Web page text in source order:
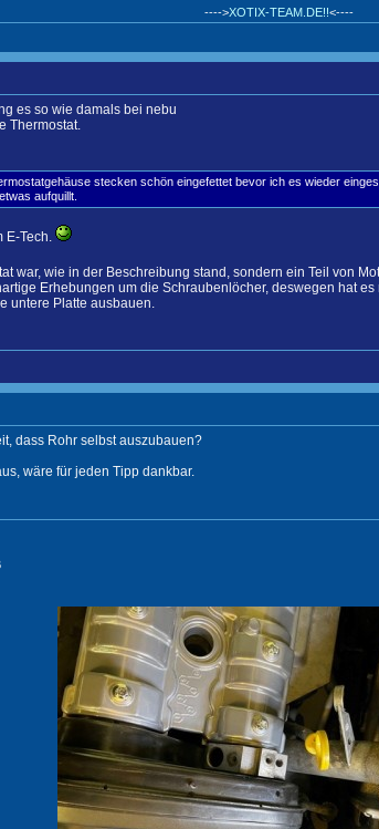
---->XOTIX-TEAM.DE!!<----
es so wie damals bei nebu
Thermostat.
stecken schön eingefettet bevor ich es wieder
aufquillt.
E-Tech.
war, wie in der Beschreibung stand, sondern ein Teil von
Erhebungen um die Schraubenlöcher, deswegen hat
untere Platte ausbauen.
dass Rohr selbst auszubauen?
wäre für jeden Tipp dankbar.